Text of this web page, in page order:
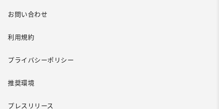
お問い合わせ
利用規約
プライバシーポリシー
推奨環境
プレスリリース